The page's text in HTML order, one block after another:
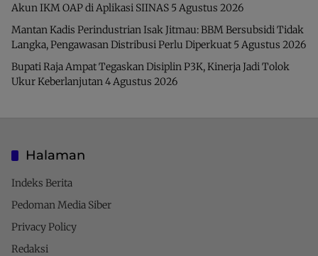
Akun IKM OAP di Aplikasi SIINAS 5 Agustus 2026
Mantan Kadis Perindustrian Isak Jitmau: BBM Bersubsidi Tidak
Langka, Pengawasan Distribusi Perlu Diperkuat 5 Agustus 2026
Bupati Raja Ampat Tegaskan Disiplin P3K, Kinerja Jadi Tolok
Ukur Keberlanjutan4 Agustus 2026
Halaman
Indeks Berita
Pedoman Media Siber
Privacy Policy
Redaksi